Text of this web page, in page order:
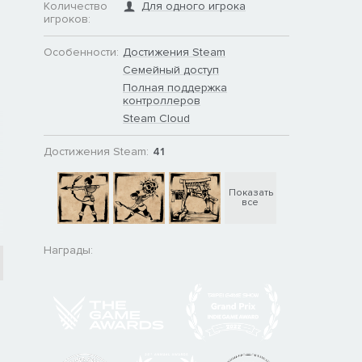
Количество
игроков:
Для одного игрока
Особенности: Достижения Steam
Семейный доступ
Полная поддержка
контроллеров
Steam Cloud
Достижения Steam: 41
Показать
все
Награды: